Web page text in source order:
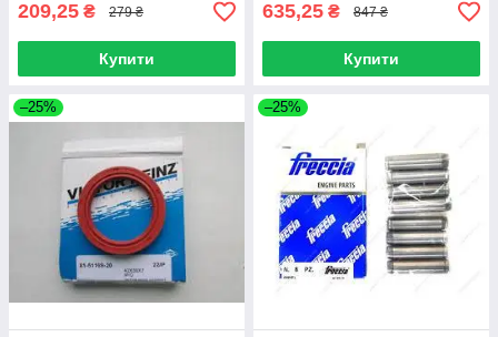
209,25 ₴ 279 ₴
Купити
635,25 ₴ 847 ₴
Купити
–25% –25%